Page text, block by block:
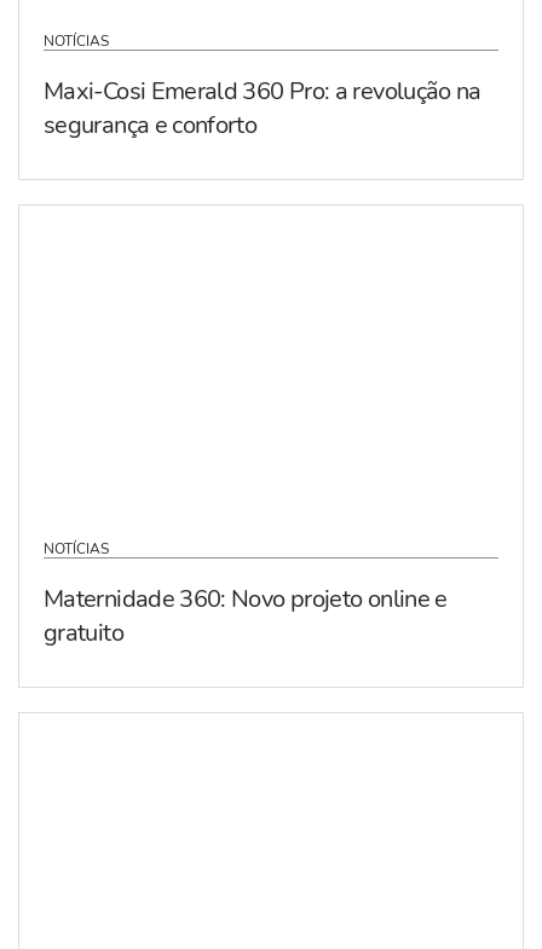
NOTÍCIAS
Maxi-Cosi Emerald 360 Pro: a revolução na
segurança e conforto
NOTÍCIAS
Maternidade 360: Novo projeto online e
gratuito